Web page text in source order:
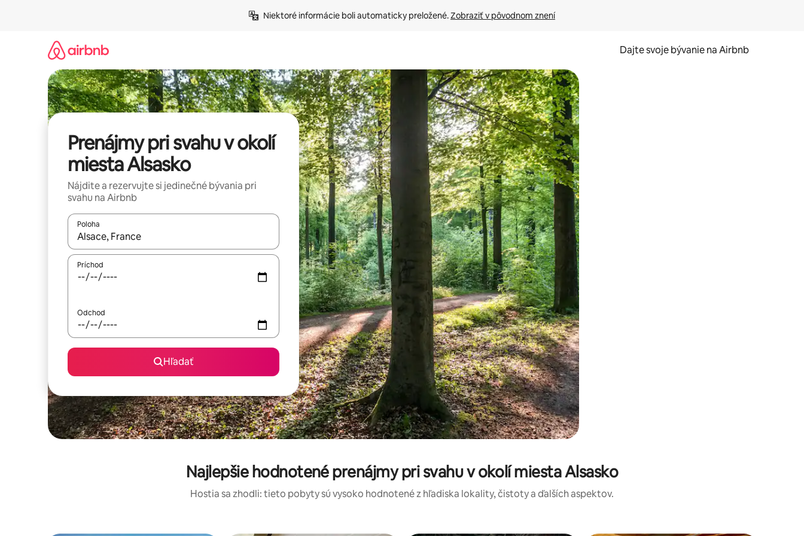
Niektoré informácie boli automaticky preložené. Zobraziť v pôvodnom znení
Dajte svoje bývanie na Airbnb
Prenájmy pri svahu v okolí
miesta Alsasko
Nájdite a rezervujte si jedinečné bývania pri
svahu na Airbnb
Poloha
Keď budú výsledky k dispozícii, môžete si ich prechádzať pomocou klávesov so šípkami nahor a nadol alebo ich preskúmať pomocou dotykových gest či potiahnutia prstom.
Príchod
Odchod
Hľadať
Najlepšie hodnotené prenájmy pri svahu v okolí miesta Alsasko
Hostia sa zhodli: tieto pobyty sú vysoko hodnotené z hľadiska lokality, čistoty a ďalších aspektov.